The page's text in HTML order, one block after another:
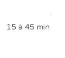
15 à 45 min